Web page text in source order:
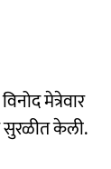
मेत्रेवार
सुरळीत केली.